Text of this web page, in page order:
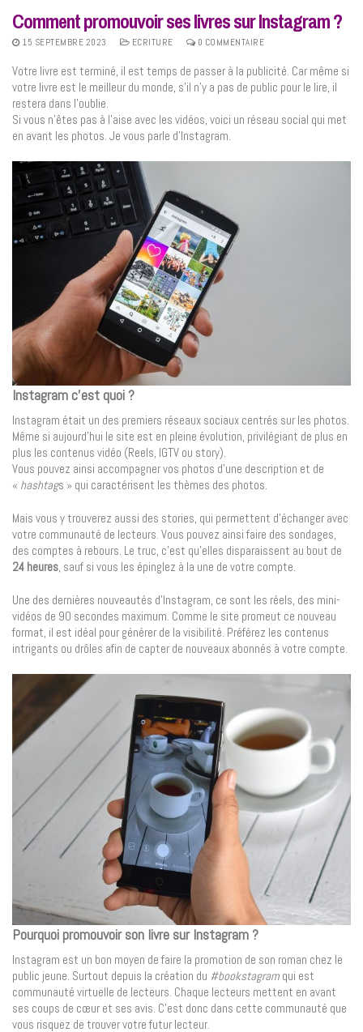
Comment promouvoir ses livres sur Instagram ?
15 SEPTEMBRE 2023 ECRITURE 0 COMMENTAIRE
Votre livre est terminé, il est temps de passer à la publicité. Car même si
votre livre est le meilleur du monde, s’il n’y a pas de public pour le lire, il
restera dans l’oublie.
Si vous n’êtes pas à l’aise avec les vidéos, voici un réseau social qui met
en avant les photos. Je vous parle d’Instagram.
Instagram c’est quoi ?
Instagram était un des premiers réseaux sociaux centrés sur les photos.
Même si aujourd’hui le site est en pleine évolution, privilégiant de plus en
plus les contenus vidéo (Reels, IGTV ou story).
Vous pouvez ainsi accompagner vos photos d’une description et de
« hashtags » qui caractérisent les thèmes des photos.
Mais vous y trouverez aussi des stories, qui permettent d’échanger avec
votre communauté de lecteurs. Vous pouvez ainsi faire des sondages,
des comptes à rebours. Le truc, c’est qu’elles disparaissent au bout de
24 heures, sauf si vous les épinglez à la une de votre compte.
Une des dernières nouveautés d’Instagram, ce sont les réels, des mini-
vidéos de 90 secondes maximum. Comme le site promeut ce nouveau
format, il est idéal pour générer de la visibilité. Préférez les contenus
intrigants ou drôles afin de capter de nouveaux abonnés à votre compte.
Pourquoi promouvoir son livre sur Instagram ?
Instagram est un bon moyen de faire la promotion de son roman chez le
public jeune. Surtout depuis la création du #bookstagram qui est
communauté virtuelle de lecteurs. Chaque lecteurs mettent en avant
ses coups de cœur et ses avis. C’est donc dans cette communauté que
vous risquez de trouver votre futur lecteur.